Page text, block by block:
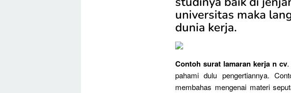
universitas maka
dunia kerja.
Contoh surat lamaran kerja n cv.
pahami dulu pengertiannya.
membahas mengenai materi